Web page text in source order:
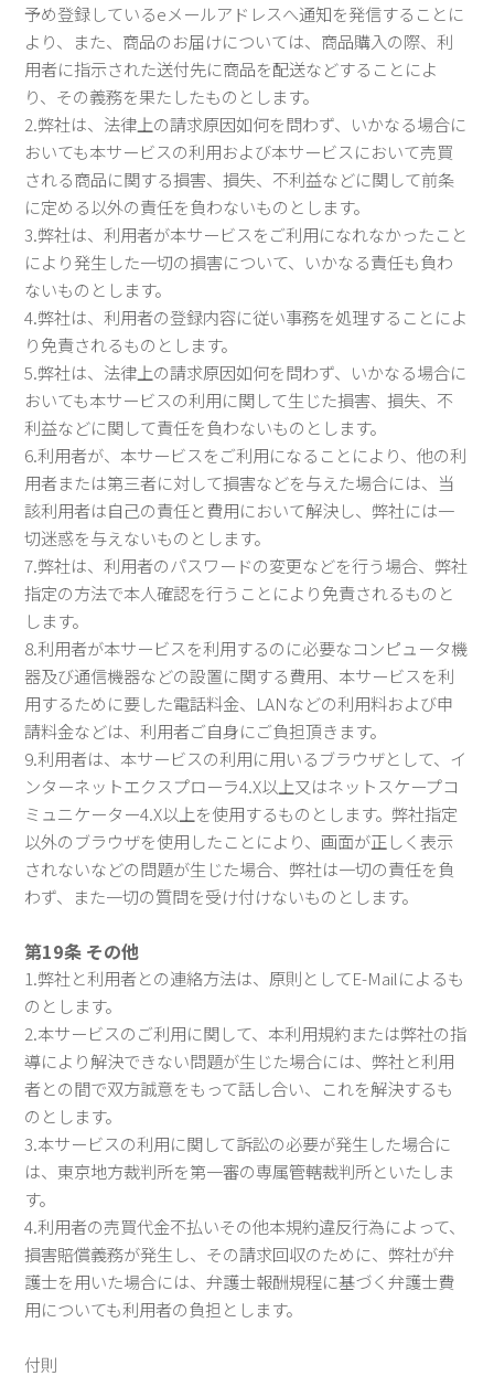
予め登録しているeメールアドレスへ通知を発信することに
より、また、商品のお届けについては、商品購入の際、利
用者に指示された送付先に商品を配送などすることによ
り、その義務を果たしたものとします。
2.弊社は、法律上の請求原因如何を問わず、いかなる場合に
おいても本サービスの利用および本サービスにおいて売買
される商品に関する損害、損失、不利益などに関して前条
に定める以外の責任を負わないものとします。
3.弊社は、利用者が本サービスをご利用になれなかったこと
により発生した一切の損害について、いかなる責任も負わ
ないものとします。
4.弊社は、利用者の登録内容に従い事務を処理することによ
り免責されるものとします。
5.弊社は、法律上の請求原因如何を問わず、いかなる場合に
おいても本サービスの利用に関して生じた損害、損失、不
利益などに関して責任を負わないものとします。
6.利用者が、本サービスをご利用になることにより、他の利
用者または第三者に対して損害などを与えた場合には、当
該利用者は自己の責任と費用において解決し、弊社には一
切迷惑を与えないものとします。
7.弊社は、利用者のパスワードの変更などを行う場合、弊社
指定の方法で本人確認を行うことにより免責されるものと
します。
8.利用者が本サービスを利用するのに必要なコンピュータ機
器及び通信機器などの設置に関する費用、本サービスを利
用するために要した電話料金、LANなどの利用料および申
請料金などは、利用者ご自身にご負担頂きます。
9.利用者は、本サービスの利用に用いるブラウザとして、イ
ンターネットエクスプローラ4.X以上又はネットスケープコ
ミュニケーター4.X以上を使用するものとします。弊社指定
以外のブラウザを使用したことにより、画面が正しく表示
されないなどの問題が生じた場合、弊社は一切の責任を負
わず、また一切の質問を受け付けないものとします。
第19条 その他
1.弊社と利用者との連絡方法は、原則としてE-Mailによるも
のとします。
2.本サービスのご利用に関して、本利用規約または弊社の指
導により解決できない問題が生じた場合には、弊社と利用
者との間で双方誠意をもって話し合い、これを解決するも
のとします。
3.本サービスの利用に関して訴訟の必要が発生した場合に
は、東京地方裁判所を第一審の専属管轄裁判所といたしま
す。
4.利用者の売買代金不払いその他本規約違反行為によって、
損害賠償義務が発生し、その請求回収のために、弊社が弁
護士を用いた場合には、弁護士報酬規程に基づく弁護士費
用についても利用者の負担とします。
付則